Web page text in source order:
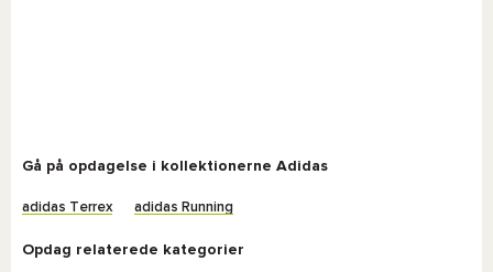
Gå på opdagelse i kollektionerne Adidas
adidas Terrex adidas Running
Opdag relaterede kategorier